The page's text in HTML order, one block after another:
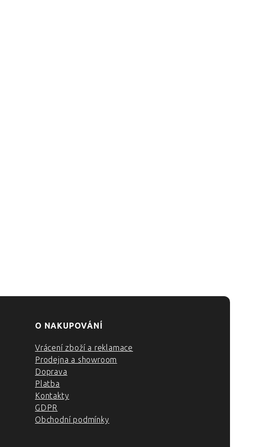
O NAKUPOVÁNÍ
Vrácení zboží a reklamace
Prodejna a showroom
Doprava
Platba
Kontakty
GDPR
Obchodní podmínky